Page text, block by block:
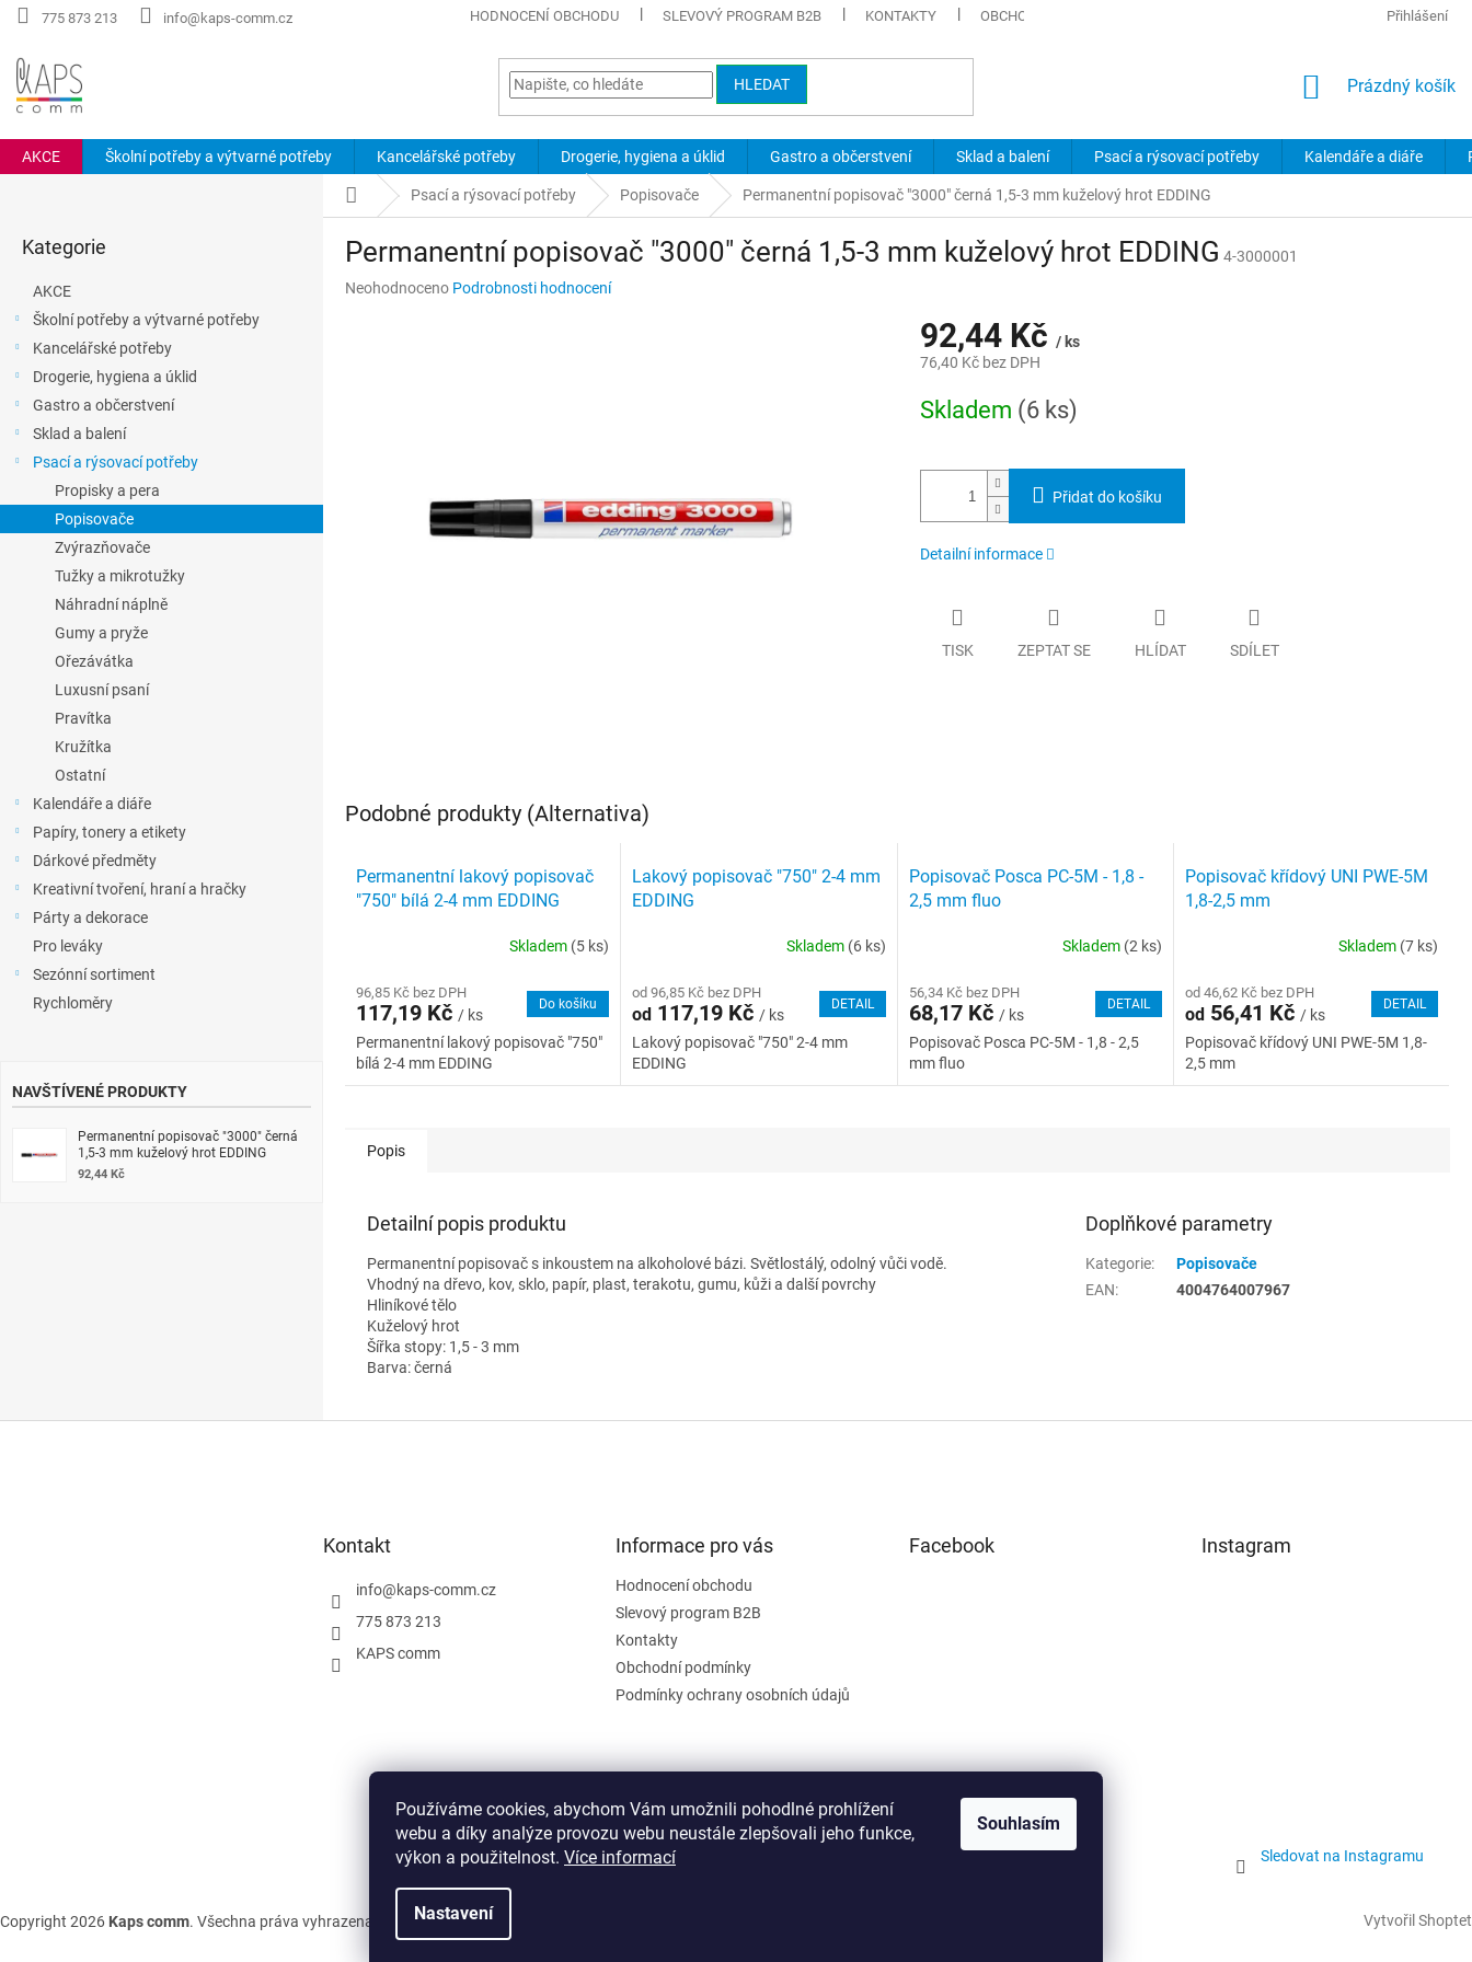
Používáme cookies, abychom Vám umožnili pohodlné prohlížení
webu a díky analýze provozu webu neustále zlepšovali jeho funkce,
výkon a použitelnost. Více informací
Nastavení
Souhlasím
Přejít
775 873 213 info@kaps-comm.cz HODNOCENÍ OBCHODU SLEVOVÝ PROGRAM B2B KONTAKTY OBCHODNÍ PODMÍNKY PODMÍNKY OCHRANY OSOBNÍCH ÚDAJŮ
Přihlášení
HLEDAT
NÁKUPNÍ
Prázdný košík
AKCE Školní potřeby a výtvarné potřeby Kancelářské potřeby Drogerie, hygiena a úklid Gastro a občerstvení Sklad a balení Psací a rýsovací potřeby Kalendáře a diáře
l
kategorie
Kategorie
AKCE
Školní potřeby a výtvarné potřeby
Kancelářské potřeby
Drogerie, hygiena a úklid
Gastro a občerstvení
Sklad a balení
Psací a rýsovací potřeby
Propisky a pera
Popisovače
Zvýrazňovače
Tužky a mikrotužky
Náhradní náplně
Gumy a pryže
Ořezávátka
Luxusní psaní
Pravítka
Kružítka
Ostatní
Kalendáře a diáře
Papíry, tonery a etikety
Dárkové předměty
Kreativní tvoření, hraní a hračky
Párty a dekorace
Pro leváky
Sezónní sortiment
Rychloměry
NAVŠTÍVENÉ PRODUKTY
Permanentní popisovač "3000" černá
1,5-3 mm kuželový hrot EDDING
92,44 Kč
Domů Psací a rýsovací potřeby Popisovače Permanentní popisovač "3000" černá 1,5-3 mm kuželový hrot EDDING
Permanentní popisovač "3000" černá 1,5-3 mm kuželový hrot EDDING 4-3000001
Průměrné
Neohodnoceno Podrobnosti hodnocení
92,44 Kč / ks
76,40 Kč bez DPH
cena:
Skladem (6 ks)
Přidat do košíku
Detailní informace
TISK ZEPTAT SE HLÍDAT SDÍLET
Podobné produkty (Alternativa)
Permanentní lakový popisovač
"750" bílá 2-4 mm EDDING
Skladem (5 ks)
96,85 Kč bez DPH
117,19 Kč / ks
Do košíku
Permanentní lakový popisovač "750"
bílá 2-4 mm EDDING
Lakový popisovač "750" 2-4 mm
EDDING
Skladem (6 ks)
od 96,85 Kč bez DPH
od 117,19 Kč/ ks
DETAIL
Lakový popisovač "750" 2-4 mm
EDDING
Popisovač Posca PC-5M - 1,8 -
2,5 mm fluo
Skladem (2 ks)
56,34 Kč bez DPH
68,17 Kč / ks
DETAIL
Popisovač Posca PC-5M - 1,8 - 2,5
mm fluo
Popisovač křídový UNI PWE-5M
1,8-2,5 mm
Skladem (7 ks)
od 46,62 Kč bez DPH
od56,41 Kč / ks
DETAIL
Popisovač křídový UNI PWE-5M 1,8-
2,5 mm
Popis
Detailní popis produktu
Permanentní popisovač s inkoustem na alkoholové bázi. Světlostálý, odolný vůči vodě.
Vhodný na dřevo, kov, sklo, papír, plast, terakotu, gumu, kůži a další povrchy
Hliníkové tělo
Kuželový hrot
Šířka stopy: 1,5 - 3 mm
Barva: černá
Doplňkové parametry
Kategorie:
Popisovače
EAN: 4004764007967
Kontakt
info@kaps-comm.cz
775 873 213
KAPS comm
Informace pro vás
Hodnocení obchodu
Slevový program B2B
Kontakty
Obchodní podmínky
Podmínky ochrany osobních údajů
Facebook Instagram
Sledovat na Instagramu
Vytvořil Shoptet
Copyright 2026 Kaps comm. Všechna práva vyhrazena.